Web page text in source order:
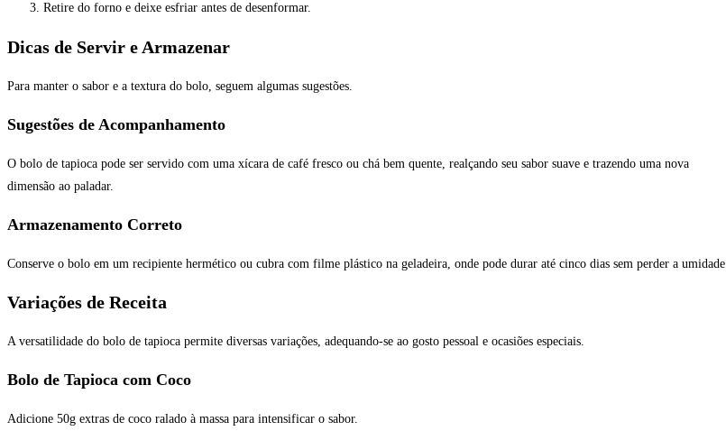
Retire do forno e deixe esfriar antes de desenformar.
Dicas de Servir e Armazenar
Para manter o sabor e a textura do bolo, seguem algumas sugestões.
Sugestões de Acompanhamento
O bolo de tapioca pode ser servido com uma xícara de café fresco ou chá bem quente, realçando seu sabor suave e trazendo uma nova
dimensão ao paladar.
Armazenamento Correto
Conserve o bolo em um recipiente hermético ou cubra com filme plástico na geladeira, onde pode durar até cinco dias sem perder a umidade.
Variações de Receita
A versatilidade do bolo de tapioca permite diversas variações, adequando-se ao gosto pessoal e ocasiões especiais.
Bolo de Tapioca com Coco
Adicione 50g extras de coco ralado à massa para intensificar o sabor.